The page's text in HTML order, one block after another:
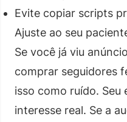
Evite copiar scripts
Ajuste ao seu
Se você já viu
comprar seguidores
isso como ruído. Seu
interesse real. Se a